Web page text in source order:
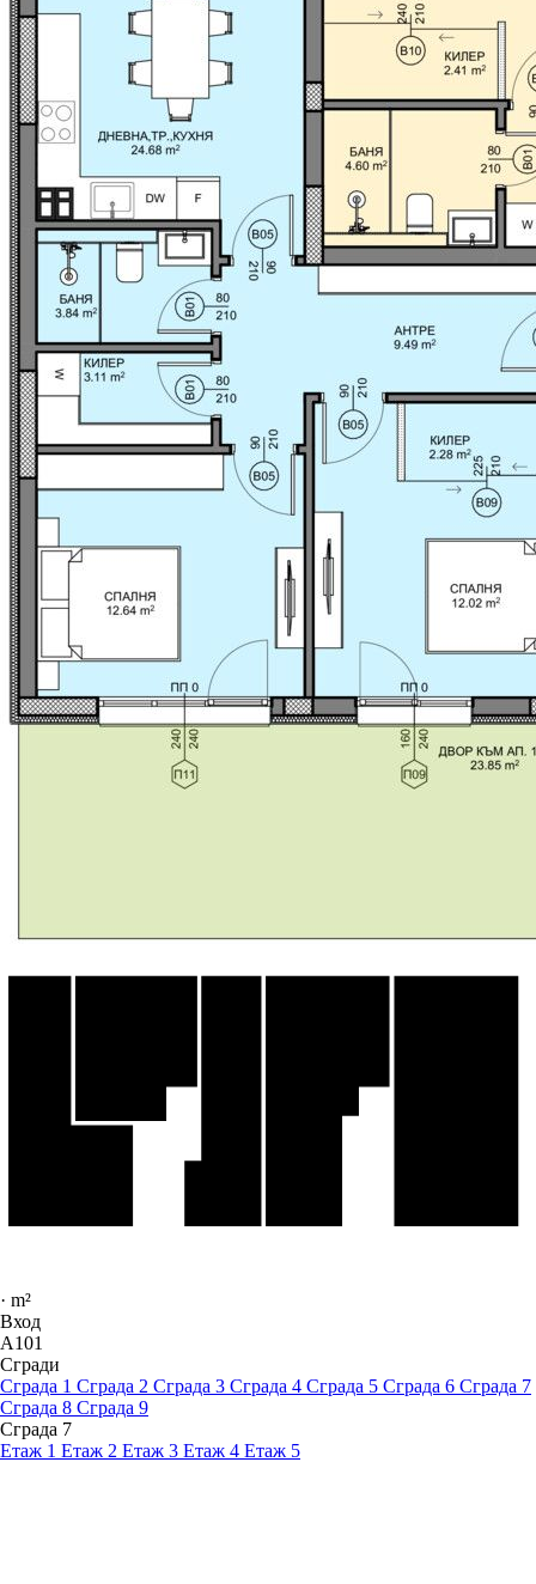
· m²
Вход
A101
Сгради
Сграда 1 Сграда 2 Сграда 3 Сграда 4 Сграда 5 Сграда 6 Сграда 7
Сграда 8 Сграда 9
Сграда 7
Етаж 1 Етаж 2 Етаж 3 Етаж 4 Етаж 5